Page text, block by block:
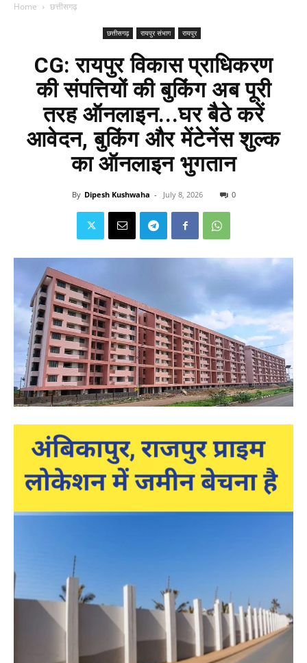
Home छत्तीसगढ़
छत्तीसगढ़ रायपुर संभाग रायपुर
CG: रायपुर विकास प्राधिकरण
की संपत्तियों की बुकिंग अब पूरी
तरह ऑनलाइन...घर बैठे करें
आवेदन, बुकिंग और मेंटेनेंस शुल्क
का ऑनलाइन भुगतान
By Dipesh Kushwaha - July 8, 2026 0